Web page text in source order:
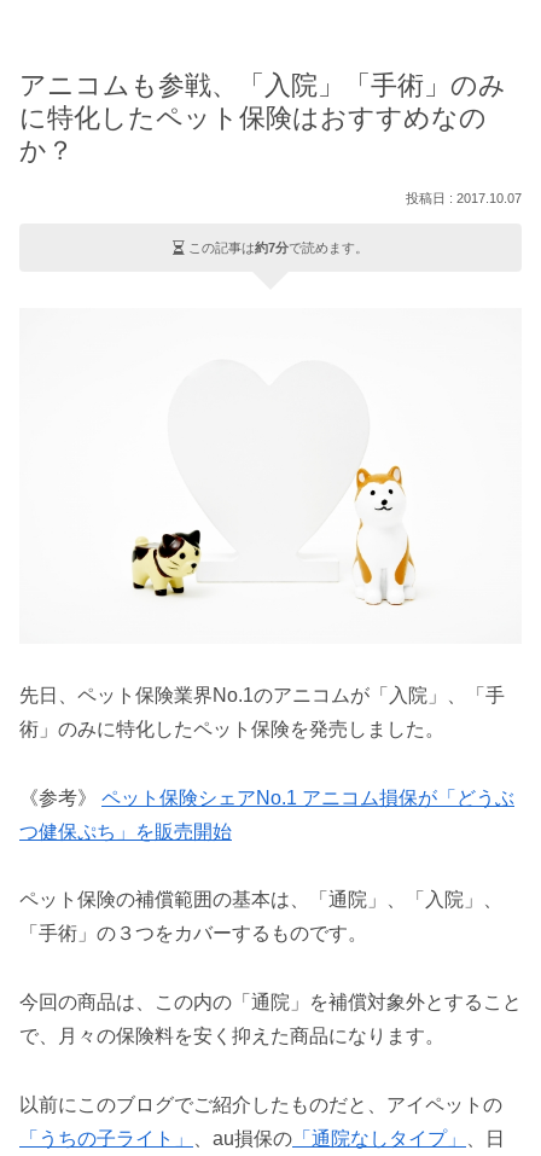
アニコムも参戦、「入院」「手術」のみ
に特化したペット保険はおすすめなの
か？
2017.10.07
この記事は約7分で読めます。
先日、ペット保険業界No.1のアニコムが「入院」、「手
術」のみに特化したペット保険を発売しました。
《参考》 ペット保険シェアNo.1 アニコム損保が「どうぶ
つ健保ぷち」を販売開始
ペット保険の補償範囲の基本は、「通院」、「入院」、
「手術」の３つをカバーするものです。
今回の商品は、この内の「通院」を補償対象外とすること
で、月々の保険料を安く抑えた商品になります。
以前にこのブログでご紹介したものだと、アイペットの
「うちの子ライト」
、au損保の 「通院なしタイプ」
、日